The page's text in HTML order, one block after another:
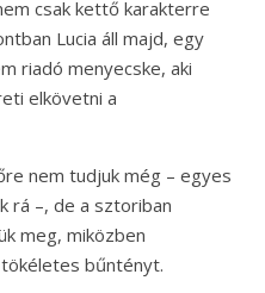
csak kettő karakterre
Lucia áll majd, egy
riadó menyecske, aki
elkövetni a
nem tudjuk még – egyes
rá –, de a sztoriban
meg, miközben
bűntényt.